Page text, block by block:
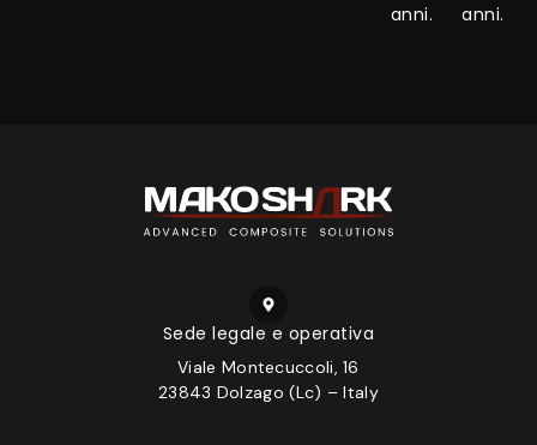
anni.
anni.
Sede legale e operativa
Viale Montecuccoli, 16
23843 Dolzago (Lc) – Italy